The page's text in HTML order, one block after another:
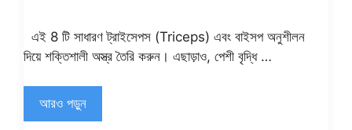
এই 8 টি সাধারণ ট্রাইসেপস (Triceps) এবং বাইসপ অনুশীলন
দিয়ে শক্তিশালী অস্ত্র তৈরি করুন। এছাড়াও, পেশী বৃদ্ধি …
আরও পড়ুন